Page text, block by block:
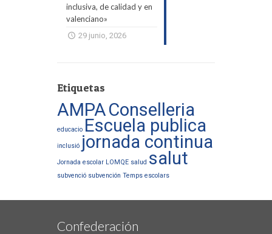
inclusiva, de calidad y en
valenciano»
29 junio, 2026
Etiquetas
AMPAConselleria
educacio Escuela publica
inclusió jornada continua
Jornada escolar LOMQE salud salut
subvenció subvención Temps escolars
Confederación